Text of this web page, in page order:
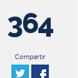
364
.
Compartir